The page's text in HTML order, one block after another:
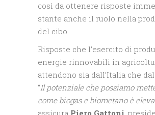
così da ottenere risposte
stante anche il ruolo nella
del cibo.
Risposte che l’esercito di
energie rinnovabili in
attendono sia dall’Italia che
“Il potenziale che possiamo
come biogas e biometano è